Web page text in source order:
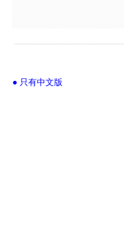
● 只有中文版